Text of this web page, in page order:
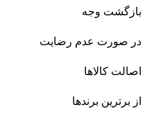
بازگشت وجه
در صورت عدم رضایت
اصالت کالاها
از برترین برندها